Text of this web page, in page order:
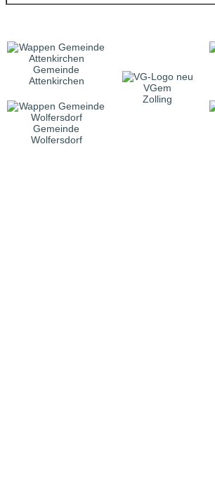
Gemeinde
Attenkirchen
VGem
Zolling
Gemeinde
Wolfersdorf